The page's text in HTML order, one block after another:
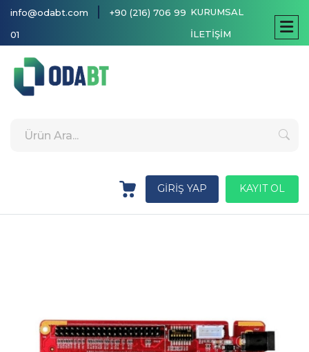
info@odabt.com |
+90 (216) 706 99
01
KURUMSAL
İLETİŞİM
GİRİŞ YAP KAYIT OL